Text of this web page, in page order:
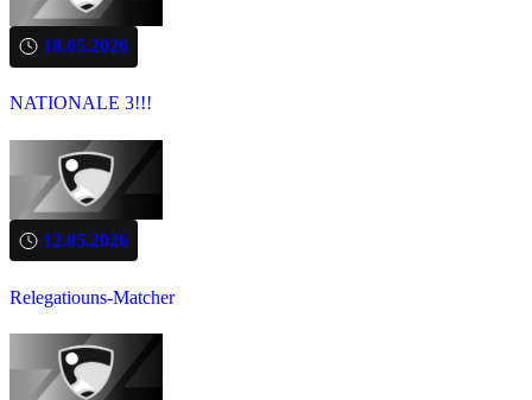
18.05.2026
NATIONALE 3!!!
12.05.2026
Relegatiouns-Matcher